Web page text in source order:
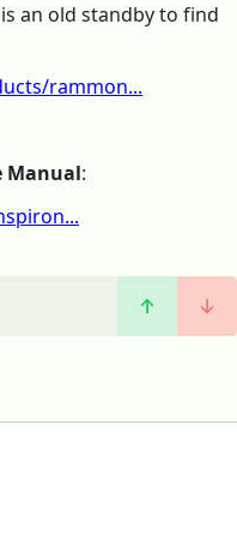
an old standby to find
rammon...
Manual: